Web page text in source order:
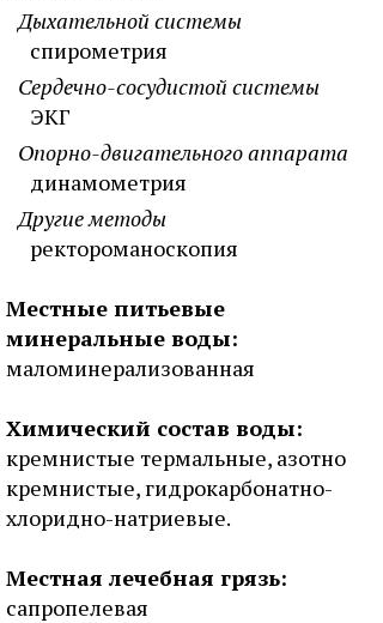
Дыхательной системы
спирометрия
Сердечно-сосудистой системы
ЭКГ
Опорно-двигательного аппарата
динамометрия
Другие методы
ректороманоскопия
Местные питьевые
минеральные воды:
маломинерализованная
Химический состав воды:
кремнистые термальные, азотно
кремнистые, гидрокарбонатно-
хлоридно-натриевые.
Местная лечебная грязь:
сапропелевая